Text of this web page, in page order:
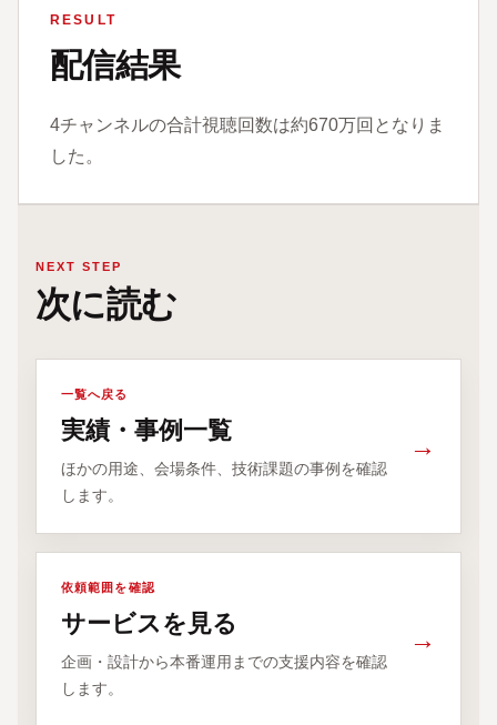
RESULT
配信結果
4チャンネルの合計視聴回数は約670万回となりま
した。
NEXT STEP
次に読む
一覧へ戻る
実績・事例一覧
ほかの用途、会場条件、技術課題の事例を確認
します。
→
依頼範囲を確認
サービスを見る
企画・設計から本番運用までの支援内容を確認
します。
→